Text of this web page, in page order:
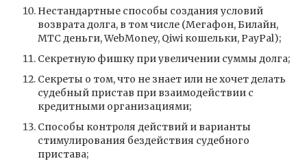
Нестандартные способы создания условий
возврата долга, в том числе (Мегафон, Билайн,
МТС деньги, WebMoney, Qiwi кошельки, PayPal);
Секретную фишку при увеличении суммы долга;
Секреты о том, что не знает или не хочет делать
судебный пристав при взаимодействии с
кредитными организациями;
Способы контроля действий и варианты
стимулирования бездействия судебного
пристава;